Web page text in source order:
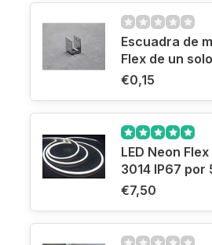
Escuadra de
Flex de un
€0,15
LED Neon
3014 IP67 por
€7,50